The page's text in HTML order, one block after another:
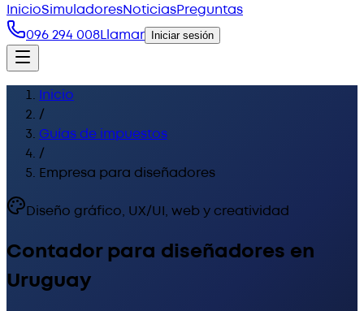
InicioSimuladoresNoticiasPreguntas
096 294 008Llamar Iniciar sesión
Inicio
/
Guías de impuestos
/
Empresa para diseñadores
Diseño gráfico, UX/UI, web y creatividad
Contador para diseñadores en
Uruguay